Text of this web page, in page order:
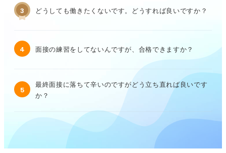
3 どうしても働きたくないです。どうすれば良いですか？
4 面接の練習をしてないんですが、合格できますか？
5
最終面接に落ちて辛いのですがどう立ち直れば良いです
か？